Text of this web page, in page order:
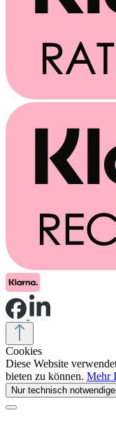
Cookies
Diese Website
bieten zu können. Mehr
Nur technisch notwendige